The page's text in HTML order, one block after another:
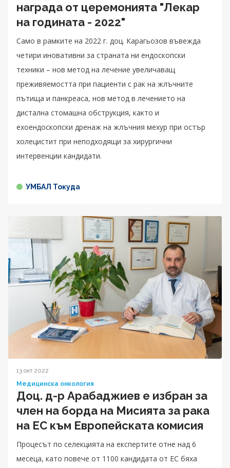
награда от церемонията "Лекар
на годината - 2022"
Само в рамките на 2022 г. доц. Карагьозов въвежда
четири иновативни за страната ни ендоскопски
техники – нов метод на лечение увеличаващ
преживяемостта при пациенти с рак на жлъчните
пътища и панкреаса, нов метод в лечението на
дистална стомашна обструкция, както и
ехоендоскопски дренаж на жлъчния мехур при остър
холецистит при неподходящи за хирургични
интервенции кандидати.
УМБАЛ Токуда
13 окт 2022
Медицинска онкология
Доц. д-р Арабаджиев е избран за
член на борда на Мисията за рака
на ЕС към Европейската комисия
Процесът по селекцията на експертите отне над 6
месеца, като повече от 1100 кандидата от ЕС бяха